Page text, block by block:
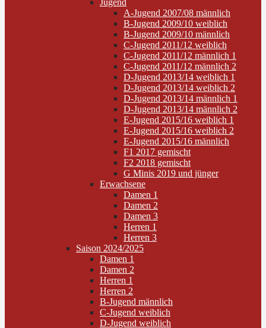
Jugend
A-Jugend 2007/08 männlich
B-Jugend 2009/10 weiblich
B-Jugend 2009/10 männlich
C-Jugend 2011/12 weiblich
C-Jugend 2011/12 männlich 1
C-Jugend 2011/12 männlich 2
D-Jugend 2013/14 weiblich 1
D-Jugend 2013/14 weiblich 2
D-Jugend 2013/14 männlich 1
D-Jugend 2013/14 männlich 2
E-Jugend 2015/16 weiblich 1
E-Jugend 2015/16 weiblich 2
E-Jugend 2015/16 männlich
F1 2017 gemischt
F2 2018 gemischt
G Minis 2019 und jünger
Erwachsene
Damen 1
Damen 2
Damen 3
Herren 1
Herren 3
Saison 2024/2025
Damen 1
Damen 2
Herren 1
Herren 2
B-Jugend männlich
C-Jugend weiblich
D-Jugend weiblich